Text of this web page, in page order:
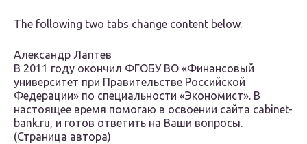
The following two tabs change content below.
Александр Лаптев
В 2011 году окончил ФГОБУ ВО «Финансовый
университет при Правительстве Российской
Федерации» по специальности «Экономист». В
настоящее время помогаю в освоении сайта cabinet-
bank.ru, и готов ответить на Ваши вопросы.
(Страница автора)